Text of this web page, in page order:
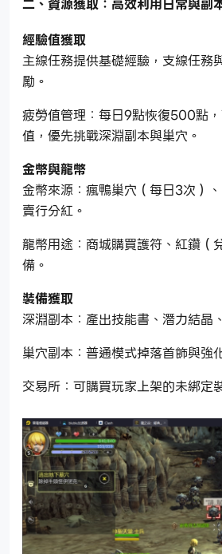
二、資源獲取：高效利用日常與副
經驗值獲取
主線任務提供基礎經驗，支線任務
勵。
疲勞值管理：每日9點恢復500點
值，優先挑戰深淵副本與巢穴。
金幣與龍幣
金幣來源：瘋鴨巢穴（每日3次）
賣行分紅。
龍幣用途：商城購買護符、紅鑽（
備。
裝備獲取
深淵副本：產出技能書、潛力結晶
巢穴副本：普通模式掉落首飾與強
交易所：可購買玩家上架的未綁定